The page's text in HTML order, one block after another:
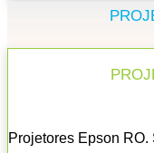
Projetores Epson